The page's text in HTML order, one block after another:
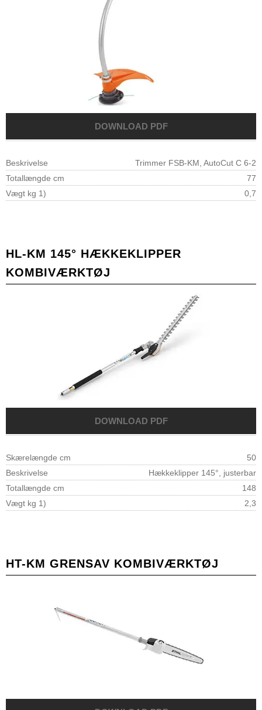
Beskrivelse
Trimmer FSB-KM, AutoCut C 6-2
Totallængde cm
77
Vægt kg 1)
0,7
HL-KM 145° HÆKKEKLIPPER
KOMBIVÆRKTØJ
Skærelængde cm
50
Beskrivelse
Hækkeklipper 145°, justerbar
Totallængde cm
148
Vægt kg 1)
2,3
HT-KM GRENSAV KOMBIVÆRKTØJ